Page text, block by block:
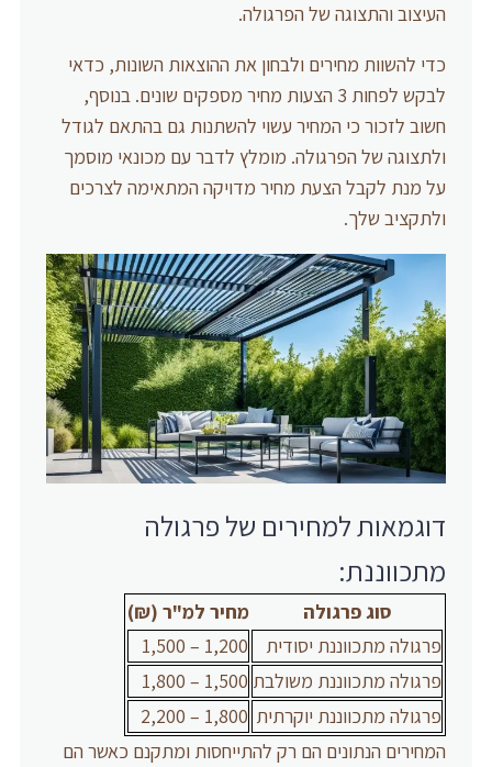
העיצוב והתצוגה של הפרגולה.
כדי להשוות מחירים ולבחון את ההוצאות השונות, כדאי
לבקש לפחות 3 הצעות מחיר מספקים שונים. בנוסף,
חשוב לזכור כי המחיר עשוי להשתנות גם בהתאם לגודל
ולתצוגה של הפרגולה. מומלץ לדבר עם מכונאי מוסמך
על מנת לקבל הצעת מחיר מדויקה המתאימה לצרכים
ולתקציב שלך.
דוגמאות למחירים של פרגולה
מתכווננת:
סוג פרגולה
מחיר למ"ר (₪)
פרגולה מתכווננת יסודית
1,200 – 1,500
פרגולה מתכווננת משולבת 1,500 – 1,800
פרגולה מתכווננת יוקרתית 1,800 – 2,200
המחירים הנתונים הם רק להתייחסות ומתקנם כאשר הם